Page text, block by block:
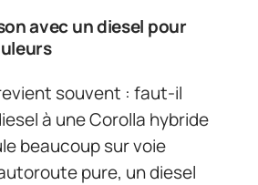
avec un diesel pour
souvent : faut-il
à une Corolla hybride
beaucoup sur voie
pure, un diesel